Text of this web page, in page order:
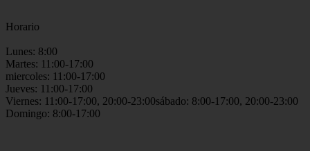
Horario
Lunes: 8:00
Martes: 11:00-17:00
miercoles: 11:00-17:00
Jueves: 11:00-17:00
Viernes: 11:00-17:00, 20:00-23:00sábado: 8:00-17:00, 20:00-23:00
Domingo: 8:00-17:00